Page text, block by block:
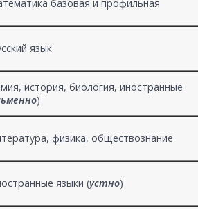
базовая и профильная
язык
история, биология, иностранные
)
физика, обществознание
языки (устно)